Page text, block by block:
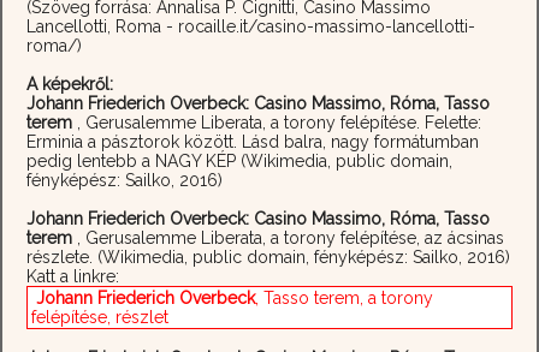
(Szöveg forrása: Annalisa P. Cignitti, Casino Massimo
Lancellotti, Roma - rocaille.it/casino-massimo-lancellotti-
roma/)
A képekről:
Johann Friederich Overbeck: Casino Massimo, Róma, Tasso
terem , Gerusalemme Liberata, a torony felépítése. Felette:
Erminia a pásztorok között. Lásd balra, nagy formátumban
pedig lentebb a NAGY KÉP (Wikimedia, public domain,
fényképész: Sailko, 2016)
Johann Friederich Overbeck: Casino Massimo, Róma, Tasso
terem , Gerusalemme Liberata, a torony felépítése, az ácsinas
részlete. (Wikimedia, public domain, fényképész: Sailko, 2016)
Katt a linkre:
Johann Friederich Overbeck, Tasso terem, a torony
felépítése, részlet